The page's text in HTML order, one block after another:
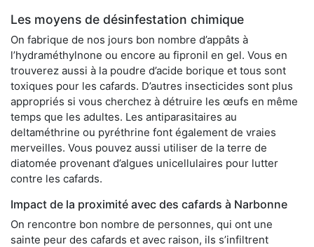
Les moyens de désinfestation chimique
On fabrique de nos jours bon nombre d’appâts à
l’hydraméthylnone ou encore au fipronil en gel. Vous en
trouverez aussi à la poudre d’acide borique et tous sont
toxiques pour les cafards. D’autres insecticides sont plus
appropriés si vous cherchez à détruire les œufs en même
temps que les adultes. Les antiparasitaires au
deltaméthrine ou pyréthrine font également de vraies
merveilles. Vous pouvez aussi utiliser de la terre de
diatomée provenant d’algues unicellulaires pour lutter
contre les cafards.
Impact de la proximité avec des cafards à Narbonne
On rencontre bon nombre de personnes, qui ont une
sainte peur des cafards et avec raison, ils s’infiltrent